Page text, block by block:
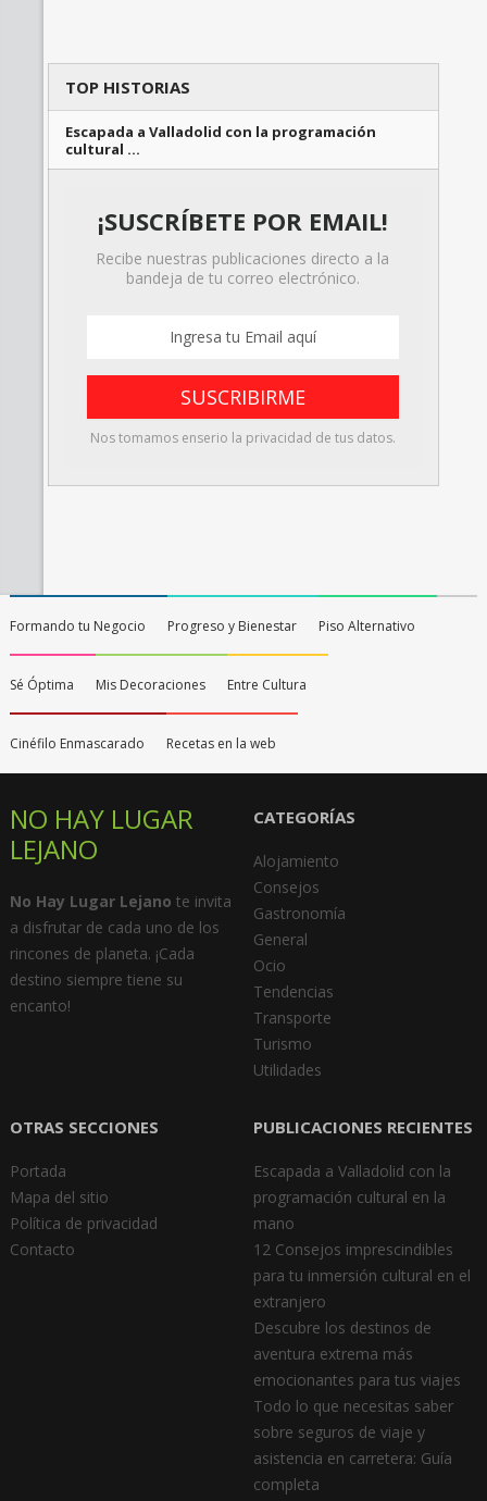
TOP HISTORIAS
Escapada a Valladolid con la programación
cultural …
¡SUSCRÍBETE POR EMAIL!
Recibe nuestras publicaciones directo a la
bandeja de tu correo electrónico.
Nos tomamos enserio la privacidad de tus datos.
Formando tu Negocio Progreso y Bienestar Piso Alternativo
Sé Óptima Mis Decoraciones Entre Cultura
Cinéfilo Enmascarado Recetas en la web
NO HAY LUGAR
LEJANO
No Hay Lugar Lejano te invita
a disfrutar de cada uno de los
rincones de planeta. ¡Cada
destino siempre tiene su
encanto!
CATEGORÍAS
Alojamiento
Consejos
Gastronomía
General
Ocio
Tendencias
Transporte
Turismo
Utilidades
OTRAS SECCIONES
Portada
Mapa del sitio
Política de privacidad
Contacto
PUBLICACIONES RECIENTES
Escapada a Valladolid con la
programación cultural en la
mano
12 Consejos imprescindibles
para tu inmersión cultural en el
extranjero
Descubre los destinos de
aventura extrema más
emocionantes para tus viajes
Todo lo que necesitas saber
sobre seguros de viaje y
asistencia en carretera: Guía
completa